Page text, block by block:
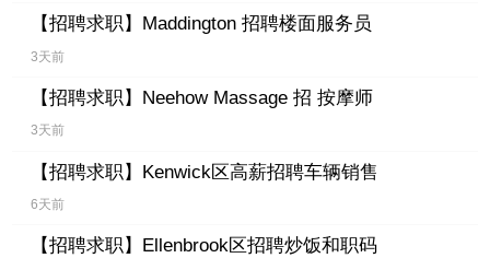
【招聘求职】 Maddington 招聘楼面服务员
3天前
【招聘求职】 Neehow Massage 招 按摩师
3天前
【招聘求职】 Kenwick区高薪招聘车辆销售
6天前
【招聘求职】 Ellenbrook区招聘炒饭和职码